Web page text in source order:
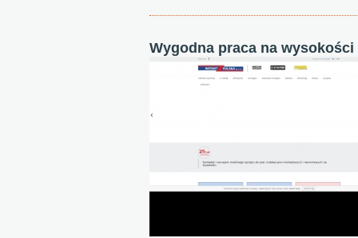
Wygodna praca na